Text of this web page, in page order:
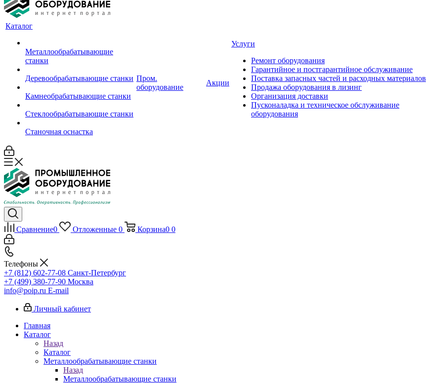
Каталог
Металлообрабатывающие
станки
Деревообрабатывающие станки
Камнеобрабатывающие станки
Стеклообрабатывающие станки
Станочная оснастка
Пром.
оборудование
Акции
Услуги
Ремонт оборудования
Гарантийное и постгарантийное обслуживание
Поставка запасных частей и расходных материалов
Продажа оборудования в лизинг
Организация доставки
Пусконаладка и техническое обслуживание
оборудования
Сравнение0 Отложенные 0 Корзина0 0
Телефоны
+7 (812) 602-77-08 Санкт-Петербург
+7 (499) 380-77-90 Москва
info@poip.ru E-mail
Личный кабинет
Главная
Каталог
Назад
Каталог
Металлообрабатывающие станки
Назад
Металлообрабатывающие станки